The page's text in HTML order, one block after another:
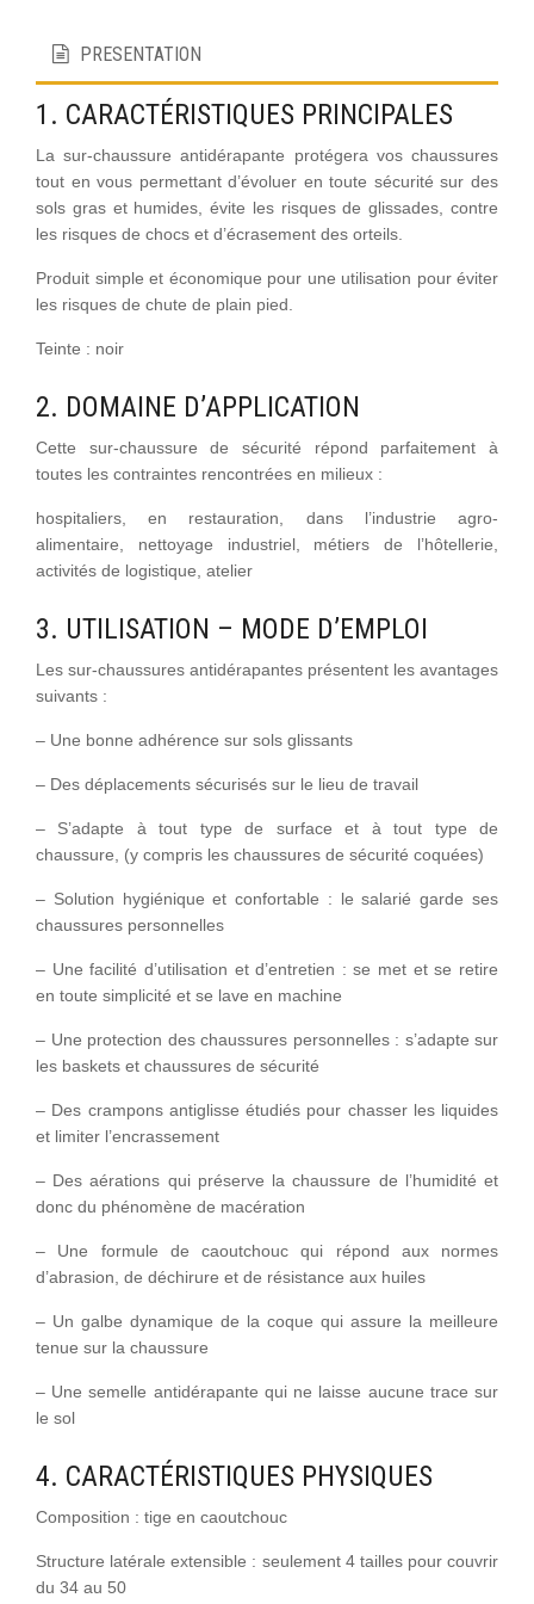
PRESENTATION
1. CARACTÉRISTIQUES PRINCIPALES
La sur-chaussure antidérapante protégera vos chaussures
tout en vous permettant d’évoluer en toute sécurité sur des
sols gras et humides, évite les risques de glissades, contre
les risques de chocs et d’écrasement des orteils.
Produit simple et économique pour une utilisation pour éviter
les risques de chute de plain pied.
Teinte : noir
2. DOMAINE D’APPLICATION
Cette sur-chaussure de sécurité répond parfaitement à
toutes les contraintes rencontrées en milieux :
hospitaliers, en restauration, dans l’industrie agro-
alimentaire, nettoyage industriel, métiers de l’hôtellerie,
activités de logistique, atelier
3. UTILISATION – MODE D’EMPLOI
Les sur-chaussures antidérapantes présentent les avantages
suivants :
– Une bonne adhérence sur sols glissants
– Des déplacements sécurisés sur le lieu de travail
– S’adapte à tout type de surface et à tout type de
chaussure, (y compris les chaussures de sécurité coquées)
– Solution hygiénique et confortable : le salarié garde ses
chaussures personnelles
– Une facilité d’utilisation et d’entretien : se met et se retire
en toute simplicité et se lave en machine
– Une protection des chaussures personnelles : s’adapte sur
les baskets et chaussures de sécurité
– Des crampons antiglisse étudiés pour chasser les liquides
et limiter l’encrassement
– Des aérations qui préserve la chaussure de l’humidité et
donc du phénomène de macération
– Une formule de caoutchouc qui répond aux normes
d’abrasion, de déchirure et de résistance aux huiles
– Un galbe dynamique de la coque qui assure la meilleure
tenue sur la chaussure
– Une semelle antidérapante qui ne laisse aucune trace sur
le sol
4. CARACTÉRISTIQUES PHYSIQUES
Composition : tige en caoutchouc
Structure latérale extensible : seulement 4 tailles pour couvrir
du 34 au 50